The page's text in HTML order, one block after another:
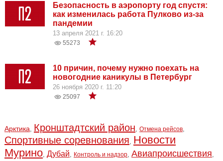
Безопасность в аэропорту год спустя:
как изменилась работа Пулково из-за
пандемии
13 апреля 2021 г. 16:20
55273
10 причин, почему нужно поехать на
новогодние каникулы в Петербург
26 ноября 2020 г. 11:20
25097
Арктика, Кронштадтский район, Отмена рейсов,
Спортивные соревнования, Новости
Мурино, Дубай, Контроль и надзор, Авиапроисшествия,